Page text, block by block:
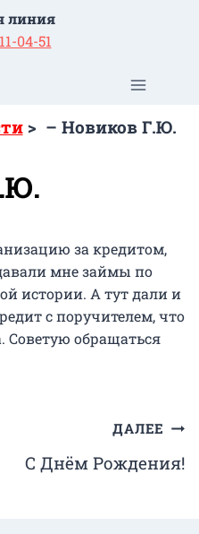
линия
04-51
> – Новиков Г.Ю.
за кредитом,
мне займы по
истории. А тут дали и
с поручителем, что
Советую обращаться
ДАЛЕЕ
С Днём Рождения!